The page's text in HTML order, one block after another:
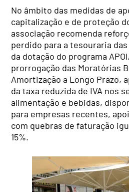
No âmbito das medidas de
capitalização e de proteção
associação recomenda
perdido para a tesouraria
da dotação do programa
prorrogação das Moratórias
Amortização a Longo Prazo,
da taxa reduzida de IVA nos
alimentação e bebidas,
para empresas recentes,
com quebras de faturação
15%.